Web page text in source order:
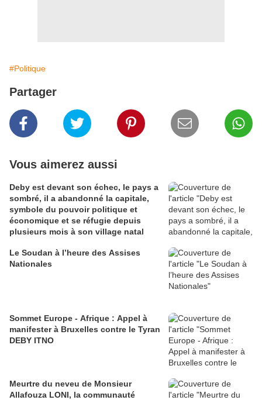
#Politique
Partager
Vous aimerez aussi
Deby est devant son échec, le pays a
sombré, il a abandonné la capitale,
symbole du pouvoir politique et
économique et se réfugie depuis
plusieurs mois à son village natal
Le Soudan à l’heure des Assises
Nationales
Sommet Europe - Afrique : Appel à
manifester à Bruxelles contre le Tyran
DEBY ITNO
Meurtre du neveu de Monsieur
Allafouza LONI, la communauté